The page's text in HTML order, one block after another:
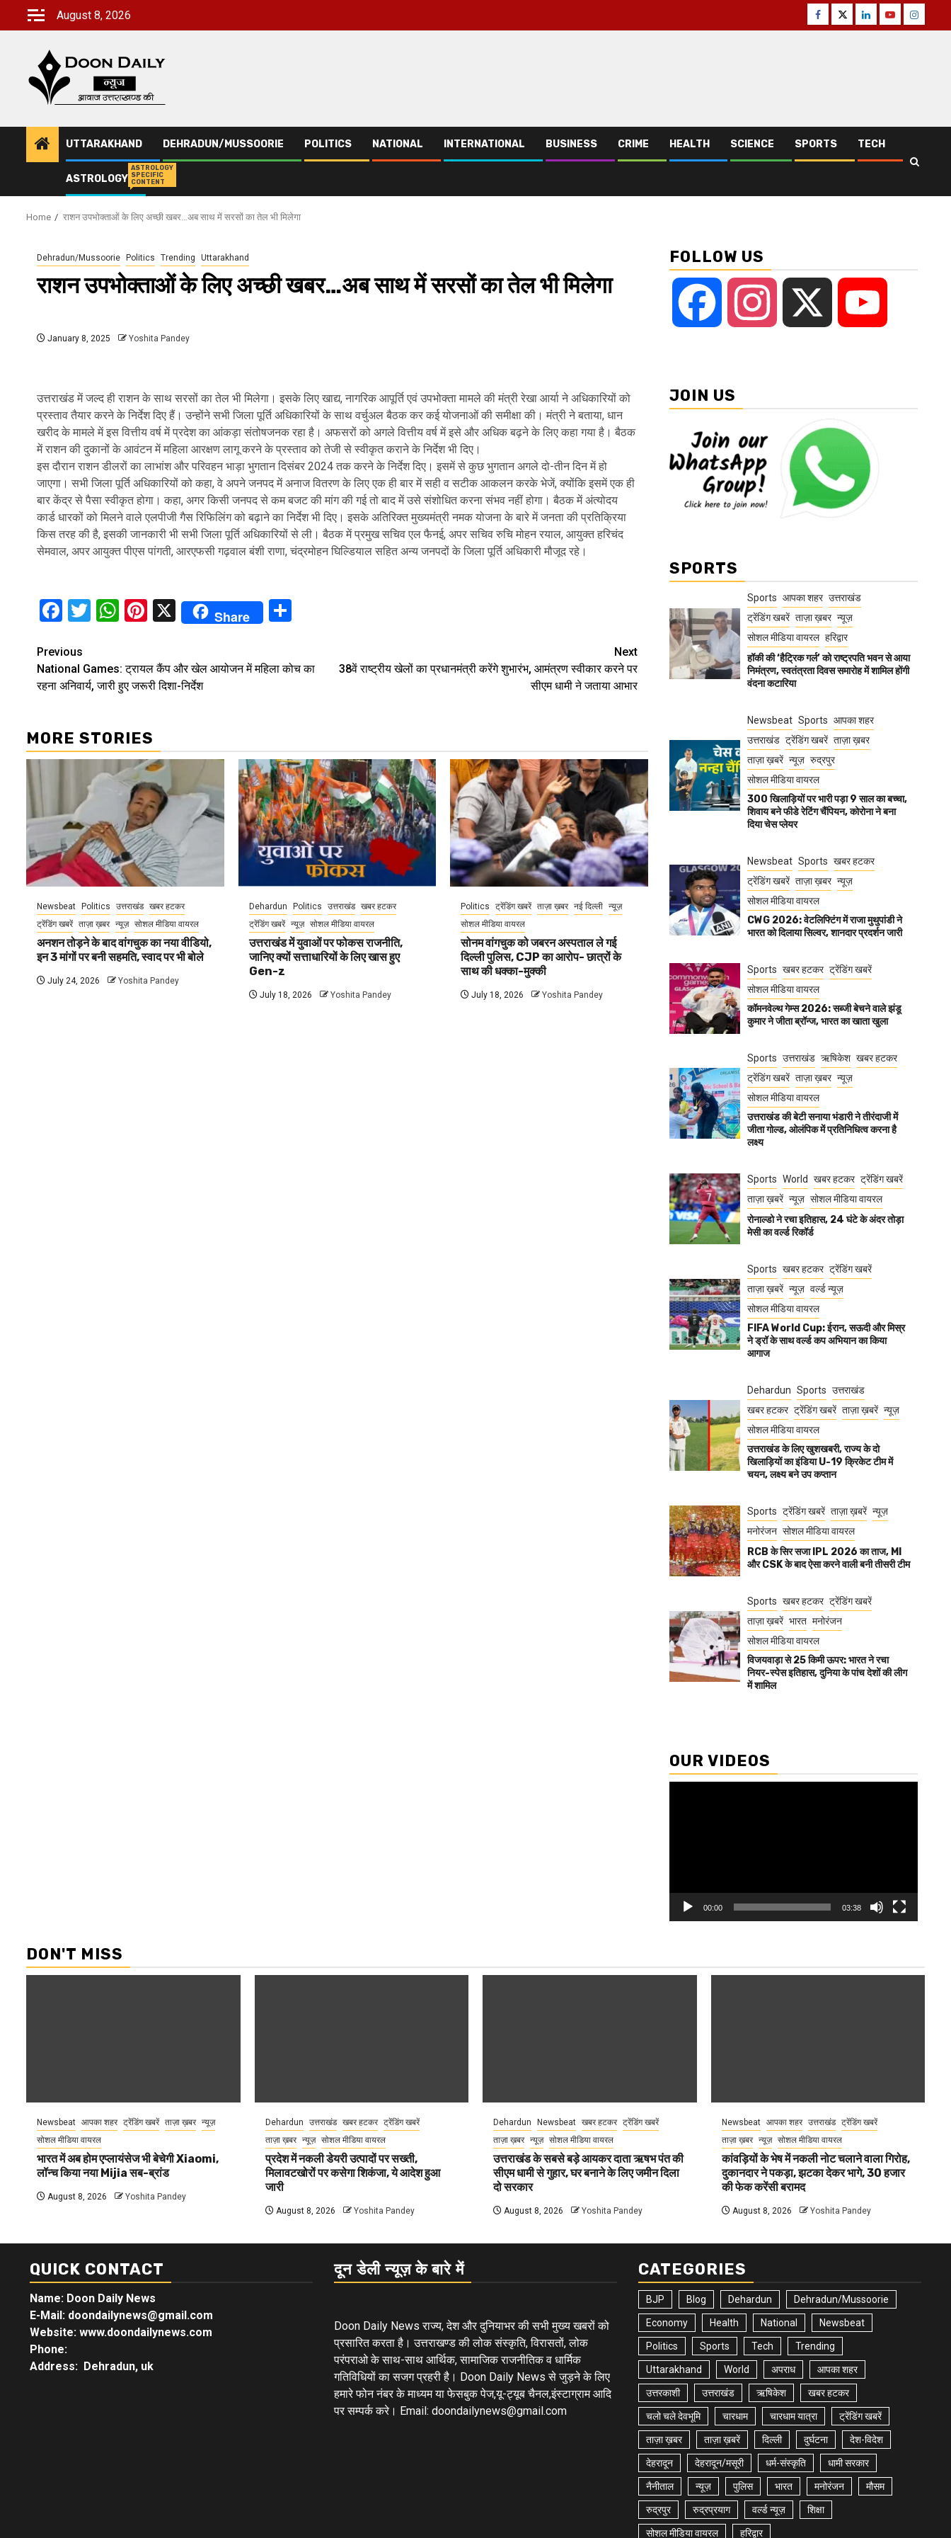
August 8, 2026 Facebook
TwitterLinkedinYoutube
UTTARAKHAND DEHRADUN/MUSSOORIE POLITICS NATIONAL INTERNATIONAL BUSINESS CRIME HEALTH SCIENCE SPORTS TECH
ASTROLOGY
ASTROLOGY
SPECIFIC
CONTENT
Home राशन उपभोक्ताओं के लिए अच्छी खबर…अब साथ में सरसों का तेल भी मिलेगा
Dehradun/Mussoorie Politics Trending Uttarakhand
राशन उपभोक्ताओं के लिए अच्छी खबर…अब साथ में सरसों का तेल भी मिलेगा
January 8, 2025 Yoshita Pandey
उत्तराखंड में जल्द ही राशन के साथ सरसों का तेल भी मिलेगा। इसके लिए खाद्य, नागरिक आपूर्ति एवं उपभोक्ता मामले की मंत्री रेखा आर्या ने अधिकारियों को
प्रस्ताव तैयार करने के निर्देश दिए हैं। उन्होंने सभी जिला पूर्ति अधिकारियों के साथ वर्चुअल बैठक कर कई योजनाओं की समीक्षा की। मंत्री ने बताया, धान
खरीद के मामले में इस वित्तीय वर्ष में प्रदेश का आंकड़ा संतोषजनक रहा है। अफसरों को अगले वित्तीय वर्ष में इसे और अधिक बढ़ने के लिए कहा गया है। बैठक
में राशन की दुकानों के आवंटन में महिला आरक्षण लागू करने के प्रस्ताव को तेजी से स्वीकृत कराने के निर्देश भी दिए।
इस दौरान राशन डीलरों का लाभांश और परिवहन भाड़ा भुगतान दिसंबर 2024 तक करने के निर्देश दिए। इसमें से कुछ भुगतान अगले दो-तीन दिन में हो
जाएगा। सभी जिला पूर्ति अधिकारियों को कहा, वे अपने जनपद में अनाज वितरण के लिए एक ही बार में सही व सटीक आकलन करके भेजें, क्योंकि इसमें एक ही
बार केंद्र से पैसा स्वीकृत होगा। कहा, अगर किसी जनपद से कम बजट की मांग की गई तो बाद में उसे संशोधित करना संभव नहीं होगा। बैठक में अंत्योदय
कार्ड धारकों को मिलने वाले एलपीजी गैस रिफिलिंग को बढ़ाने का निर्देश भी दिए। इसके अतिरिक्त मुख्यमंत्री नमक योजना के बारे में जनता की प्रतिक्रिया
किस तरह की है, इसकी जानकारी भी सभी जिला पूर्ति अधिकारियों से ली। बैठक में प्रमुख सचिव एल फैनई, अपर सचिव रुचि मोहन रयाल, आयुक्त हरिचंद
सेमवाल, अपर आयुक्त पीएस पांगती, आरएफसी गढ़वाल बंशी राणा, चंद्रमोहन घिल्डियाल सहित अन्य जनपदों के जिला पूर्ति अधिकारी मौजूद रहे।
Facebook
Twitter
WhatsApp
Pinterest
X Share
Continue
Reading
Previous
National Games: ट्रायल कैंप और खेल आयोजन में महिला कोच का
रहना अनिवार्य, जारी हुए जरूरी दिशा-निर्देश
Next
38वें राष्ट्रीय खेलों का प्रधानमंत्री करेंगे शुभारंभ, आमंत्रण स्वीकार करने पर
सीएम धामी ने जताया आभार
MORE STORIES
Newsbeat Politics उत्तराखंड खबर हटकर
ट्रेंडिंग खबरें ताज़ा ख़बर न्यूज़ सोशल मीडिया वायरल
अनशन तोड़ने के बाद वांगचुक का नया वीडियो,
इन 3 मांगों पर बनी सहमति, स्वाद पर भी बोले
July 24, 2026 Yoshita Pandey
Dehardun Politics उत्तराखंड खबर हटकर
ट्रेंडिंग खबरें न्यूज़ सोशल मीडिया वायरल
उत्तराखंड में युवाओं पर फोकस राजनीति,
जानिए क्यों सत्ताधारियों के लिए खास हुए
Gen-z
July 18, 2026 Yoshita Pandey
Politics ट्रेंडिंग खबरें ताज़ा ख़बर नई दिल्ली न्यूज़
सोशल मीडिया वायरल
सोनम वांगचुक को जबरन अस्पताल ले गई
दिल्ली पुलिस, CJP का आरोप- छात्रों के
साथ की धक्का-मुक्की
July 18, 2026 Yoshita Pandey
FOLLOW US
Facebook Instagram
JOIN US
SPORTS
Sports आपका शहर उत्तराखंड
ट्रेंडिंग खबरें ताज़ा ख़बर न्यूज़
सोशल मीडिया वायरल हरिद्वार
हॉकी की ‘हैट्रिक गर्ल’ को राष्ट्रपति भवन से आया
निमंत्रण, स्वतंत्रता दिवस समारोह में शामिल होंगी
वंदना कटारिया
Newsbeat Sports आपका शहर
उत्तराखंड ट्रेंडिंग खबरें ताज़ा ख़बर
ताज़ा ख़बरें न्यूज़ रुद्रपुर
सोशल मीडिया वायरल
300 खिलाड़ियों पर भारी पड़ा 9 साल का बच्चा,
शिवाय बने फीडे रेटिंग चैंपियन, कोरोना ने बना
दिया चेस प्लेयर
Newsbeat Sports खबर हटकर
ट्रेंडिंग खबरें ताज़ा ख़बर न्यूज़
सोशल मीडिया वायरल
CWG 2026: वेटलिफ्टिंग में राजा मुथुपांडी ने
भारत को दिलाया सिल्वर, शानदार प्रदर्शन जारी
Sports खबर हटकर ट्रेंडिंग खबरें
सोशल मीडिया वायरल
कॉमनवेल्थ गेम्स 2026: सब्जी बेचने वाले झंडू
कुमार ने जीता ब्रॉन्ज, भारत का खाता खुला
Sports उत्तराखंड ऋषिकेश खबर हटकर
ट्रेंडिंग खबरें ताज़ा ख़बर न्यूज़
सोशल मीडिया वायरल
उत्तराखंड की बेटी सनाया भंडारी ने तीरंदाजी में
जीता गोल्ड, ओलंपिक में प्रतिनिधित्व करना है
लक्ष्य
Sports World खबर हटकर ट्रेंडिंग खबरें
ताज़ा ख़बरें न्यूज़ सोशल मीडिया वायरल
रोनाल्डो ने रचा इतिहास, 24 घंटे के अंदर तोड़ा
मेसी का वर्ल्ड रिकॉर्ड
Sports खबर हटकर ट्रेंडिंग खबरें
ताज़ा ख़बरें न्यूज़ वर्ल्ड न्यूज़
सोशल मीडिया वायरल
FIFA World Cup: ईरान, सऊदी और मिस्र
ने ड्रॉ के साथ वर्ल्ड कप अभियान का किया
आगाज
Dehardun Sports उत्तराखंड
खबर हटकर ट्रेंडिंग खबरें ताज़ा ख़बरें न्यूज़
सोशल मीडिया वायरल
उत्तराखंड के लिए खुशखबरी, राज्य के दो
खिलाड़ियों का इंडिया U-19 क्रिकेट टीम में
चयन, लक्ष्य बने उप कप्तान
Sports ट्रेंडिंग खबरें ताज़ा ख़बरें न्यूज़
मनोरंजन सोशल मीडिया वायरल
RCB के सिर सजा IPL 2026 का ताज, MI
और CSK के बाद ऐसा करने वाली बनी तीसरी टीम
Sports खबर हटकर ट्रेंडिंग खबरें
ताज़ा ख़बरें भारत मनोरंजन
सोशल मीडिया वायरल
विजयवाड़ा से 25 किमी ऊपर: भारत ने रचा
नियर-स्पेस इतिहास, दुनिया के पांच देशों की लीग
में शामिल
OUR VIDEOS
00:00 03:38
DON'T MISS
Newsbeat आपका शहर ट्रेंडिंग खबरें ताज़ा ख़बर न्यूज़
सोशल मीडिया वायरल
भारत में अब होम एप्लायंसेज भी बेचेगी Xiaomi,
लॉन्च किया नया Mijia सब-ब्रांड
August 8, 2026 Yoshita Pandey
Dehardun उत्तराखंड खबर हटकर
ट्रेंडिंग खबरें
ताज़ा ख़बर
न्यूज़ सोशल मीडिया वायरल
प्रदेश में नकली डेयरी उत्पादों पर सख्ती,
मिलावटखोरों पर कसेगा शिकंजा, ये आदेश हुआ
जारी
August 8, 2026 Yoshita Pandey
Dehardun Newsbeat खबर हटकर ट्रेंडिंग खबरें
ताज़ा ख़बर न्यूज़ सोशल मीडिया वायरल
उत्तराखंड के सबसे बड़े आयकर दाता ऋषभ पंत की
सीएम धामी से गुहार, घर बनाने के लिए जमीन दिला
दो सरकार
August 8, 2026 Yoshita Pandey
Newsbeat आपका शहर उत्तराखंड
ट्रेंडिंग खबरें
ताज़ा ख़बर
न्यूज़ सोशल मीडिया वायरल
कांवड़ियों के भेष में नकली नोट चलाने वाला गिरोह,
दुकानदार ने पकड़ा, झटका देकर भागे, 30 हजार
की फेक करेंसी बरामद
August 8, 2026 Yoshita Pandey
QUICK CONTACT
Name: Doon Daily News
E-Mail: doondailynews@gmail.com
Website: www.doondailynews.com
Phone:
Address: Dehradun, uk
दून डेली न्यूज़ के बारे में
Doon Daily News राज्य, देश और दुनियाभर की सभी मुख्य खबरों को
प्रसारित करता है। उत्तराखण्ड की लोक संस्कृति, विरासतों, लोक
परंपराओ के साथ-साथ आर्थिक, सामाजिक राजनीतिक व धार्मिक
गतिविधियों का सजग प्रहरी है। Doon Daily News से जुड़ने के लिए
हमारे फोन नंबर के माध्यम या फेसबुक पेज,यू-ट्यूब चैनल,इंस्टाग्राम आदि
पर सम्पर्क करे। Email: doondailynews@gmail.com
CATEGORIES
BJP Blog Dehardun Dehradun/Mussoorie
Economy Health National Newsbeat
Politics Sports Tech Trending
Uttarakhand World अपराध आपका शहर
उत्तरकाशी उत्तराखंड ऋषिकेश खबर हटकर
चलो चले देवभूमि चारधाम चारधाम यात्रा ट्रेंडिंग खबरें
ताज़ा ख़बर ताज़ा ख़बरें दिल्ली दुर्घटना देश-विदेश
देहरादून देहरादून/मसूरी धर्म-संस्कृति धामी सरकार
नैनीताल न्यूज़ पुलिस भारत मनोरंजन मौसम
रुद्रपुर रुद्रप्रयाग वर्ल्ड न्यूज़ शिक्षा
सोशल मीडिया वायरल हरिद्वार